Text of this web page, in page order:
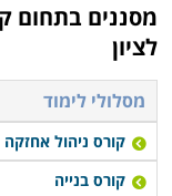
מסננים בתחום
לציון
מסלולי לימוד
קורס ניהול אחזקה
קורס בנייה